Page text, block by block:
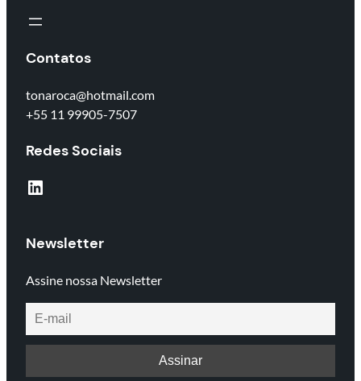
Contatos
tonaroca@hotmail.com
+55 11 99905-7507
Redes Sociais
Newsletter
Assine nossa Newsletter